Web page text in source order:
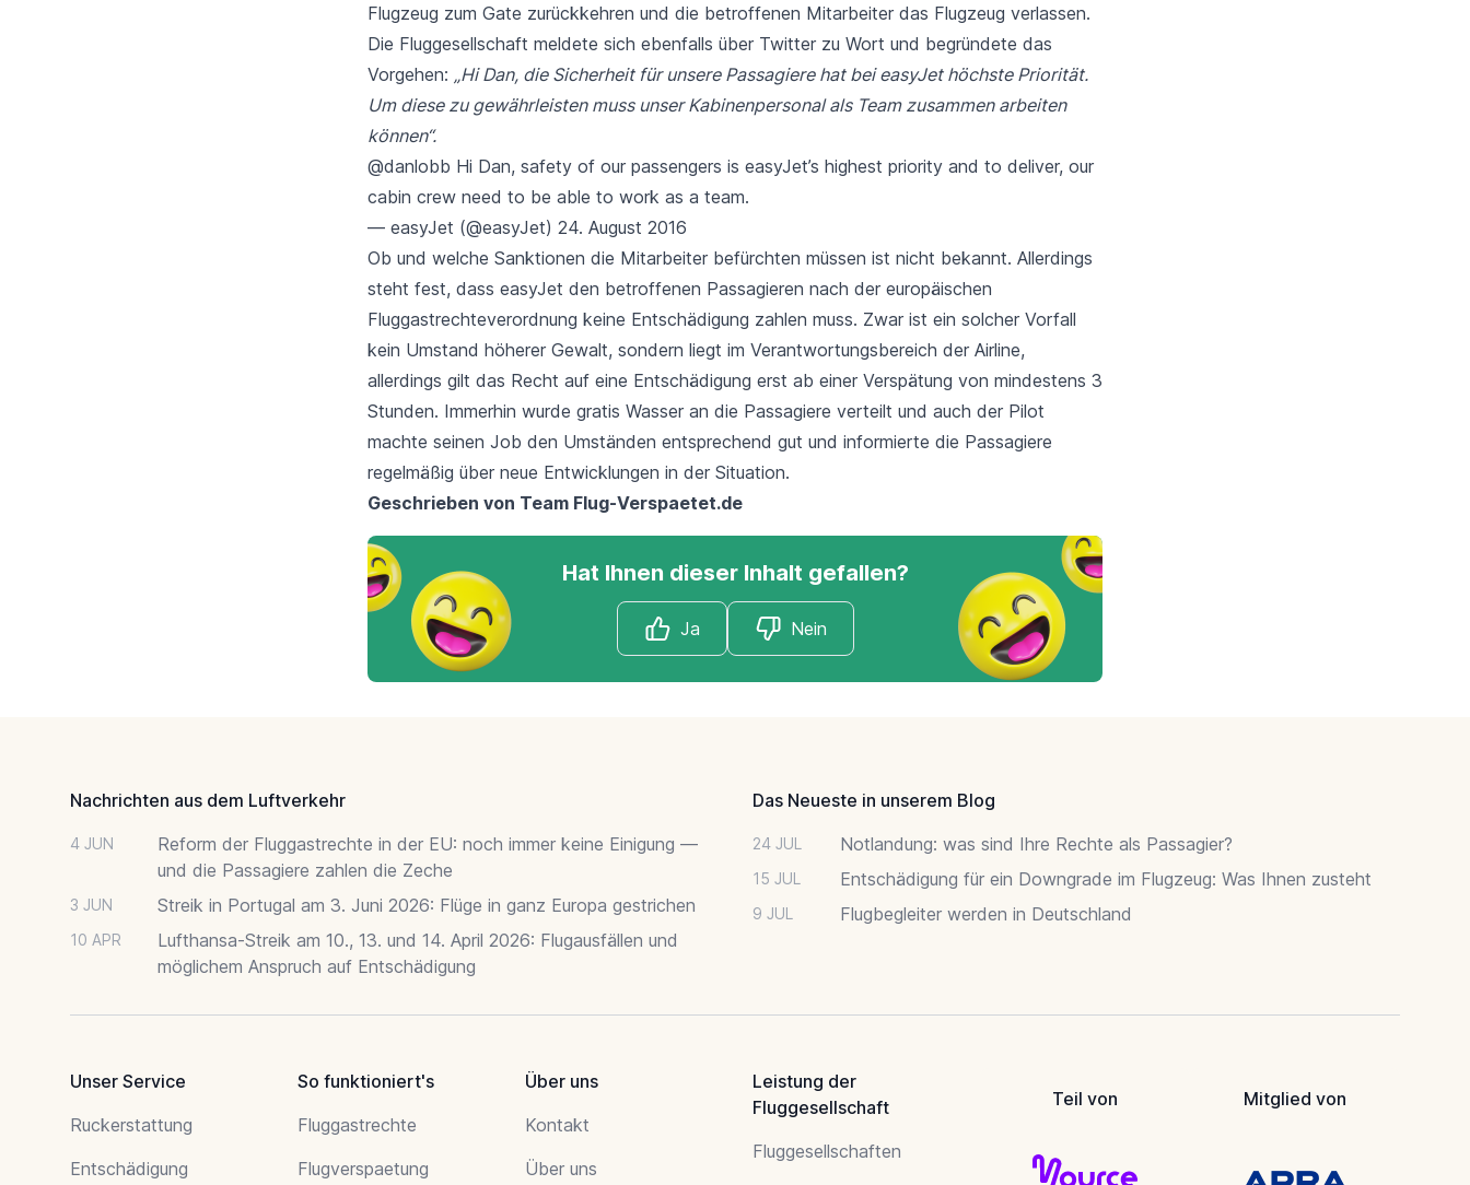
Flugzeug zum Gate zurückkehren und die betroffenen Mitarbeiter das Flugzeug verlassen.
Die Fluggesellschaft meldete sich ebenfalls über Twitter zu Wort und begründete das
Vorgehen: „Hi Dan, die Sicherheit für unsere Passagiere hat bei easyJet höchste Priorität.
Um diese zu gewährleisten muss unser Kabinenpersonal als Team zusammen arbeiten
können“.
@danlobb Hi Dan, safety of our passengers is easyJet’s highest priority and to deliver, our
cabin crew need to be able to work as a team.
— easyJet (@easyJet) 24. August 2016
Ob und welche Sanktionen die Mitarbeiter befürchten müssen ist nicht bekannt. Allerdings
steht fest, dass easyJet den betroffenen Passagieren nach der europäischen
Fluggastrechteverordnung keine Entschädigung zahlen muss. Zwar ist ein solcher Vorfall
kein Umstand höherer Gewalt, sondern liegt im Verantwortungsbereich der Airline,
allerdings gilt das Recht auf eine Entschädigung erst ab einer Verspätung von mindestens 3
Stunden. Immerhin wurde gratis Wasser an die Passagiere verteilt und auch der Pilot
machte seinen Job den Umständen entsprechend gut und informierte die Passagiere
regelmäßig über neue Entwicklungen in der Situation.
Geschrieben von Team Flug-Verspaetet.de
Hat Ihnen dieser Inhalt gefallen?
Ja Nein
Nachrichten aus dem Luftverkehr
4 JUN
Reform der Fluggastrechte in der EU: noch immer keine Einigung —
und die Passagiere zahlen die Zeche
3 JUN Streik in Portugal am 3. Juni 2026: Flüge in ganz Europa gestrichen
10 APR
Lufthansa-Streik am 10., 13. und 14. April 2026: Flugausfällen und
möglichem Anspruch auf Entschädigung
Das Neueste in unserem Blog
24 JUL Notlandung: was sind Ihre Rechte als Passagier?
15 JUL Entschädigung für ein Downgrade im Flugzeug: Was Ihnen zusteht
9 JUL Flugbegleiter werden in Deutschland
Unser Service
Ruckerstattung
Entschädigung
So funktioniert's
Fluggastrechte
Flugverspaetung
Über uns
Kontakt
Über uns
Leistung der
Fluggesellschaft
Fluggesellschaften
Teil von Mitglied von